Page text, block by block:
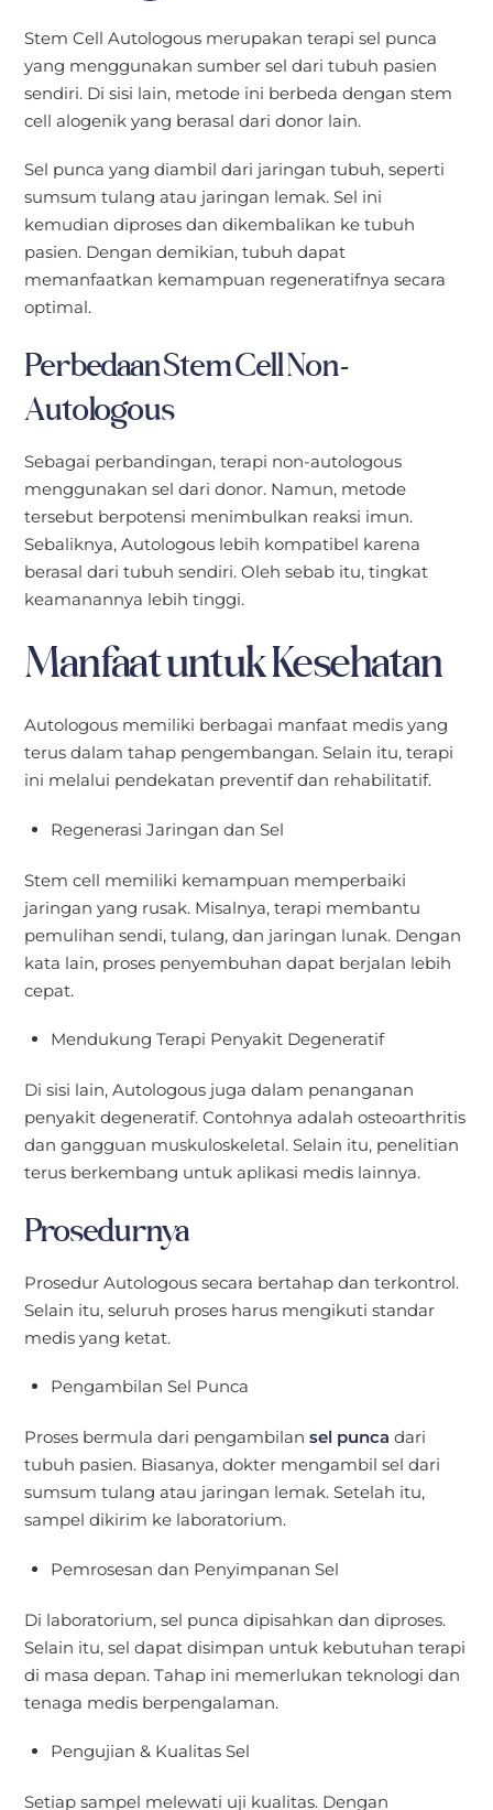
Stem Cell Autologous merupakan terapi sel punca
yang menggunakan sumber sel dari tubuh pasien
sendiri. Di sisi lain, metode ini berbeda dengan stem
cell alogenik yang berasal dari donor lain.
Sel punca yang diambil dari jaringan tubuh, seperti
sumsum tulang atau jaringan lemak. Sel ini
kemudian diproses dan dikembalikan ke tubuh
pasien. Dengan demikian, tubuh dapat
memanfaatkan kemampuan regeneratifnya secara
optimal.
Perbedaan Stem Cell Non-
Autologous
Sebagai perbandingan, terapi non-autologous
menggunakan sel dari donor. Namun, metode
tersebut berpotensi menimbulkan reaksi imun.
Sebaliknya, Autologous lebih kompatibel karena
berasal dari tubuh sendiri. Oleh sebab itu, tingkat
keamanannya lebih tinggi.
Manfaat untuk Kesehatan
Autologous memiliki berbagai manfaat medis yang
terus dalam tahap pengembangan. Selain itu, terapi
ini melalui pendekatan preventif dan rehabilitatif.
Regenerasi Jaringan dan Sel
Stem cell memiliki kemampuan memperbaiki
jaringan yang rusak. Misalnya, terapi membantu
pemulihan sendi, tulang, dan jaringan lunak. Dengan
kata lain, proses penyembuhan dapat berjalan lebih
cepat.
Mendukung Terapi Penyakit Degeneratif
Di sisi lain, Autologous juga dalam penanganan
penyakit degeneratif. Contohnya adalah osteoarthritis
dan gangguan muskuloskeletal. Selain itu, penelitian
terus berkembang untuk aplikasi medis lainnya.
Prosedurnya
Prosedur Autologous secara bertahap dan terkontrol.
Selain itu, seluruh proses harus mengikuti standar
medis yang ketat.
Pengambilan Sel Punca
Proses bermula dari pengambilansel punca dari
tubuh pasien. Biasanya, dokter mengambil sel dari
sumsum tulang atau jaringan lemak. Setelah itu,
sampel dikirim ke laboratorium.
Pemrosesan dan Penyimpanan Sel
Di laboratorium, sel punca dipisahkan dan diproses.
Selain itu, sel dapat disimpan untuk kebutuhan terapi
di masa depan. Tahap ini memerlukan teknologi dan
tenaga medis berpengalaman.
Pengujian & Kualitas Sel
Setiap sampel melewati uji kualitas. Dengan